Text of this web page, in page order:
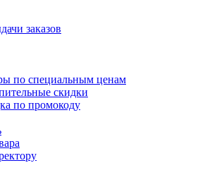
заказов
по специальным ценам
скидки
по промокоду